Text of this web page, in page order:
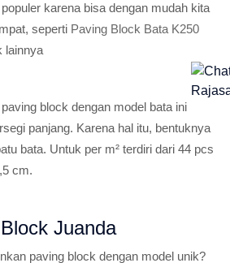
karena bisa dengan mudah kita
seperti Paving Block Bata K250
lainnya
block dengan model bata ini
panjang. Karena hal itu, bentuknya
bata. Untuk per m² terdiri dari 44 pcs
cm.
Juanda
paving block dengan model unik?